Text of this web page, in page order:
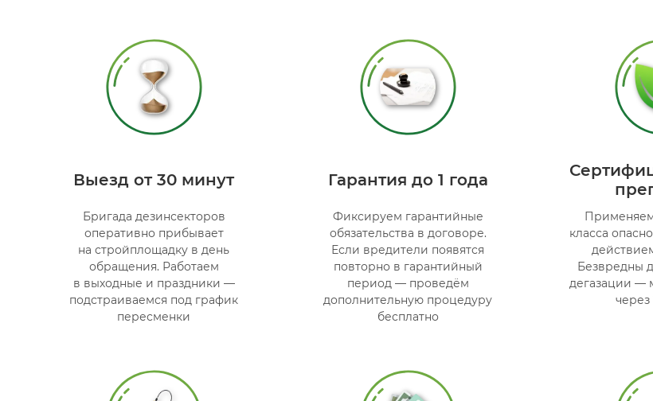
Выезд от 30 минут
Бригада дезинсекторов
оперативно прибывает
на стройплощадку в день
обращения. Работаем
в выходные и праздники —
подстраиваемся под график
пересменки
Гарантия до 1 года
Фиксируем гарантийные
обязательства в договоре.
Если вредители появятся
повторно в гарантийный
период — проведём
дополнительную процедуру
бесплатно
класса
Безвредны
дегазации —
через